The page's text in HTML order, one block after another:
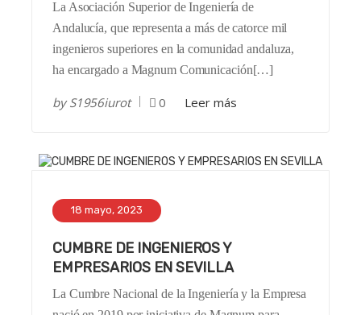
La Asociación Superior de Ingeniería de
Andalucía, que representa a más de catorce mil
ingenieros superiores en la comunidad andaluza,
ha encargado a Magnum Comunicación[…]
byS1956iurot 0 Leer más
18 mayo, 2023
CUMBRE DE INGENIEROS Y
EMPRESARIOS EN SEVILLA
La Cumbre Nacional de la Ingeniería y la Empresa